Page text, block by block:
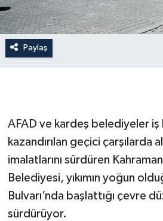
Paylaş
AFAD ve kardeş belediyeler
kazandırılan geçici çarşılarda
imalatlarını sürdüren
Belediyesi, yıkımın yoğun
Bulvarı’nda başlattığı çevre
sürdürüyor.
ROPORTAJ
MAGAZİN
MEDYA
SEÇİM 2011
ÜÇÜNCÜ SAYFA